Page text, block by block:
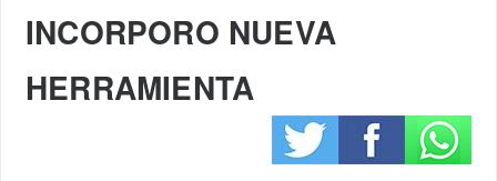
INCORPORO NUEVA
HERRAMIENTA